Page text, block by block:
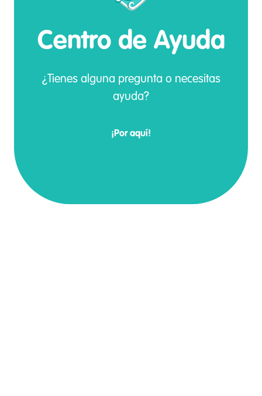
Centro de Ayuda
¿Tienes alguna pregunta o necesitas
ayuda?
¡Por aquí!